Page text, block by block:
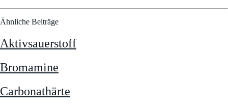
Ähnliche Beiträge
Aktivsauerstoff
Bromamine
Carbonathärte